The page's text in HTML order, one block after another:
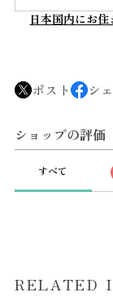
日本国内にお
ポスト シ
ショップの評価
すべて
RELATED